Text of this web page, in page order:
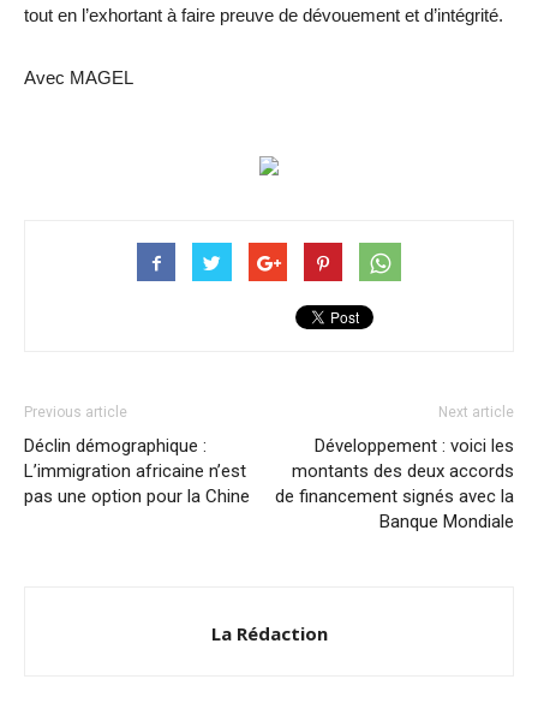
tout en l’exhortant à faire preuve de dévouement et d’intégrité.
Avec MAGEL
Previous article
Déclin démographique :
L’immigration africaine n’est
pas une option pour la Chine
Next article
Développement : voici les
montants des deux accords
de financement signés avec la
Banque Mondiale
La Rédaction